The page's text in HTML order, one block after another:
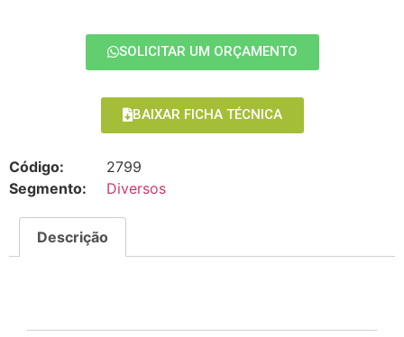
SOLICITAR UM ORÇAMENTO
BAIXAR FICHA TÉCNICA
Código:
2799
Segmento:
Diversos
Descrição